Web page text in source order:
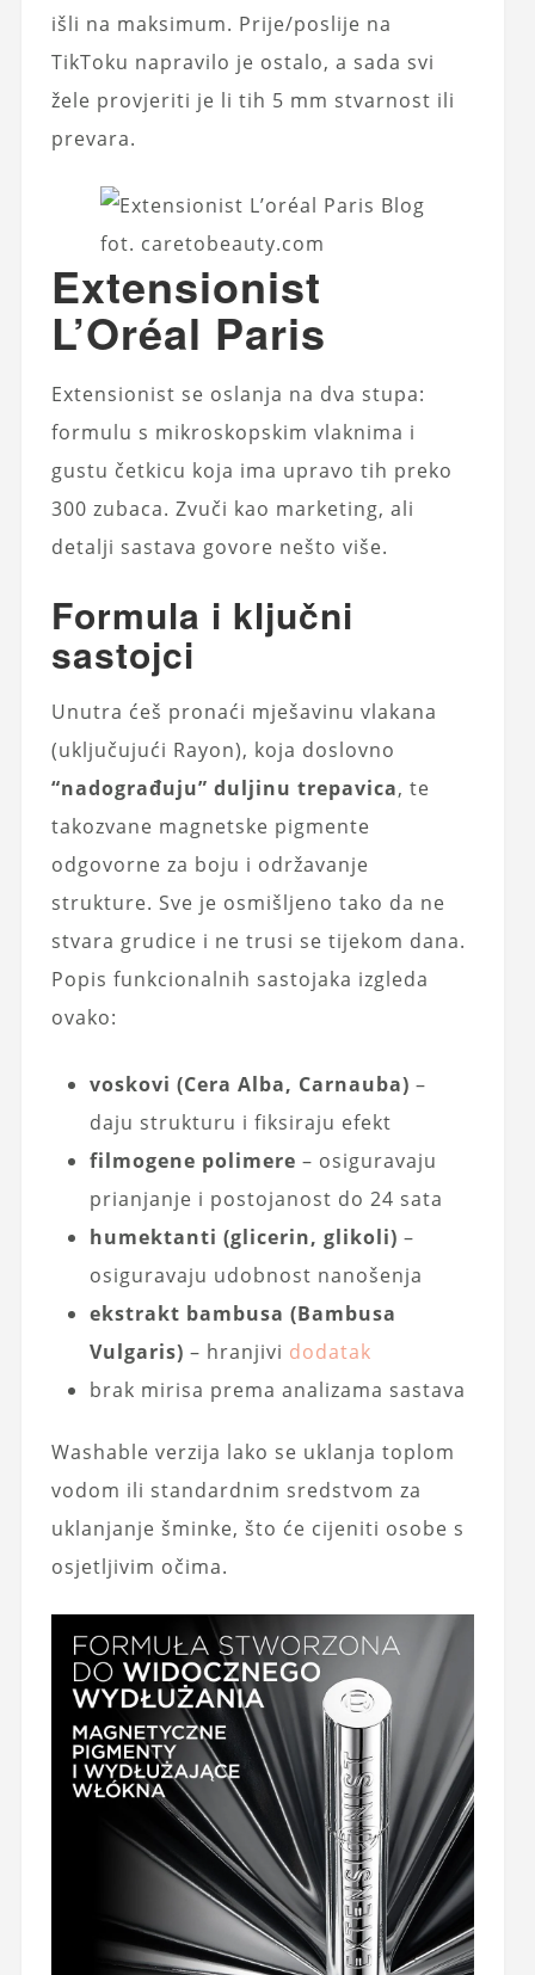
išli na maksimum. Prije/poslije na
TikToku napravilo je ostalo, a sada svi
žele provjeriti je li tih 5 mm stvarnost ili
prevara.
fot. caretobeauty.com
Extensionist
L’Oréal Paris
Extensionist se oslanja na dva stupa:
formulu s mikroskopskim vlaknima i
gustu četkicu koja ima upravo tih preko
300 zubaca. Zvuči kao marketing, ali
detalji sastava govore nešto više.
Formula i ključni
sastojci
Unutra ćeš pronaći mješavinu vlakana
(uključujući Rayon), koja doslovno
“nadograđuju” duljinu trepavica, te
takozvane magnetske pigmente
odgovorne za boju i održavanje
strukture. Sve je osmišljeno tako da ne
stvara grudice i ne trusi se tijekom dana.
Popis funkcionalnih sastojaka izgleda
ovako:
voskovi (Cera Alba, Carnauba) –
daju strukturu i fiksiraju efekt
filmogene polimere – osiguravaju
prianjanje i postojanost do 24 sata
humektanti (glicerin, glikoli) –
osiguravaju udobnost nanošenja
ekstrakt bambusa (Bambusa
Vulgaris) – hranjivi dodatak
brak mirisa prema analizama sastava
Washable verzija lako se uklanja toplom
vodom ili standardnim sredstvom za
uklanjanje šminke, što će cijeniti osobe s
osjetljivim očima.